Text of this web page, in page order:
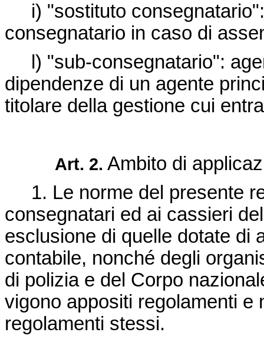
i) "sostituto
consegnatario in caso di
l) "sub-consegnatario":
dipendenze di un agente
titolare della gestione cui
Art. 2. Ambito di
1. Le norme del presente
consegnatari ed ai cassieri
esclusione di quelle dotate di
contabile, nonché degli
di polizia e del Corpo
vigono appositi regolamenti e
regolamenti stessi.